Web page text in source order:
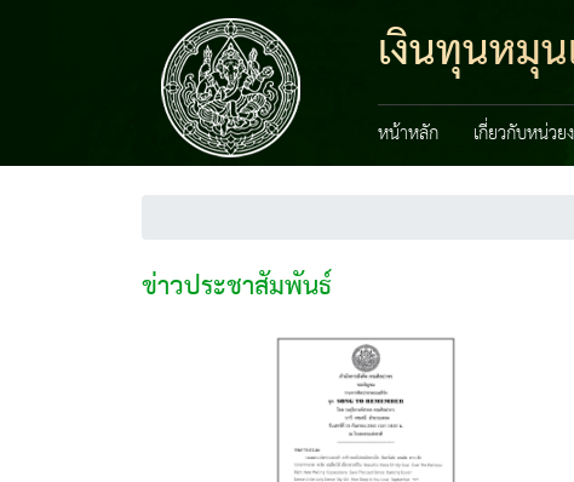
เงินทุนหมุ
หน้าหลัก เกี่ยวกับหน่วย
ข่าวประชาสัมพันธ์